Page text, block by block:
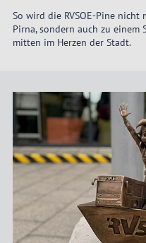
So wird die RVSOE-Pine
Pirna, sondern auch zu
mitten im Herzen der Stadt.